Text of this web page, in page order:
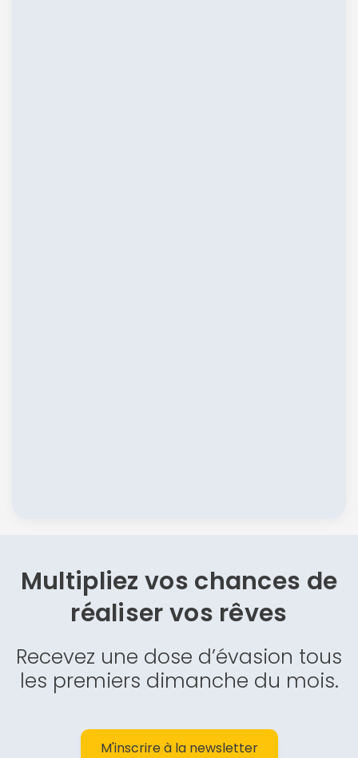
Multipliez vos chances de
réaliser vos rêves
Recevez une dose d’évasion tous
les premiers dimanche du mois.
M'inscrire à la newsletter